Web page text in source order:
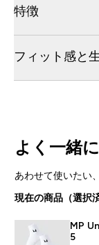
特徴
フィット感と
よく一緒
あわせて使いたい
現在の商品（選択
MP
5